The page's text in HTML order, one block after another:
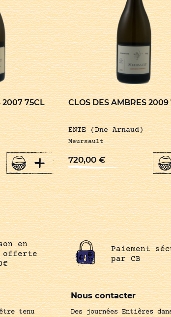
2007 75CL
+
CLOS DES AMBRES 2009
ENTE (Dne Arnaud)
Meursault
720,00€
en
offerte
Paiement
par CB
être tenu
Nous contacter
Des journées Entières